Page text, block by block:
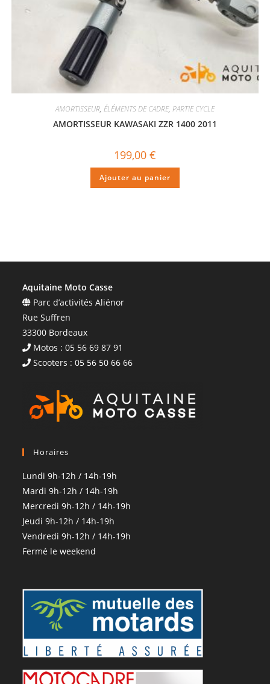
AMORTISSEUR, ÉLÉMENTS DE CADRE, PARTIE CYCLE
AMORTISSEUR KAWASAKI ZZR 1400 2011
199,00 €
Ajouter au panier
Aquitaine Moto Casse
Parc d’activités Aliénor
Rue Suffren
33300 Bordeaux
Motos : 05 56 69 87 91
Scooters : 05 56 50 66 66
Horaires
Lundi 9h-12h / 14h-19h
Mardi 9h-12h / 14h-19h
Mercredi 9h-12h / 14h-19h
Jeudi 9h-12h / 14h-19h
Vendredi 9h-12h / 14h-19h
Fermé le weekend